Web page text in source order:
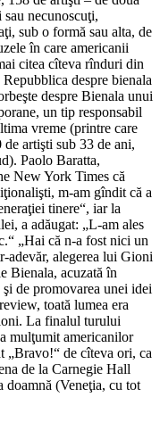
necunoscuţi,
sub o formă sau alta, de
în care americanii
citea cîteva rînduri din
despre bienala
despre Bienala unui
un tip responsabil
vreme (printre care
de artişti sub 33 de ani,
Paolo Baratta,
New York Times că
m-am gîndit că a
tinere“, iar la
a adăugat: „L-am ales
„Hai că n-a fost nici un
adevăr, alegerea lui Gioni
Bienala, acuzată în
de promovarea unei idei
toată lumea era
La finalul turului
mulţumit americanilor
„Bravo!“ de cîteva ori, ca
de la Carnegie Hall
(Veneţia, cu tot